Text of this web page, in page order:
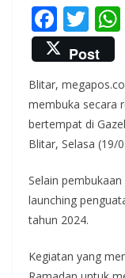
F
ac
e
b
o
o
k
T
w
itt
er
Post
Blitar,
membuka secara
bertempat di
Blitar, Selasa (19/
Selain
launching
tahun 2024.
Kegiatan yang